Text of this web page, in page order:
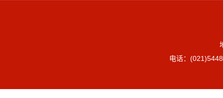
电话：